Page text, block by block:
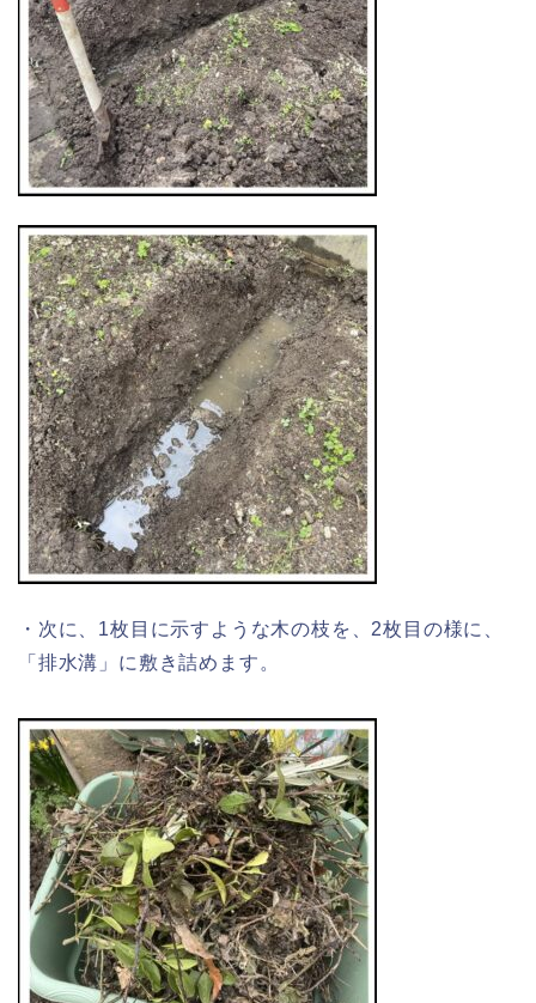
・次に、1枚目に示すような木の枝を、2枚目の様に、
「排水溝」に敷き詰めます。